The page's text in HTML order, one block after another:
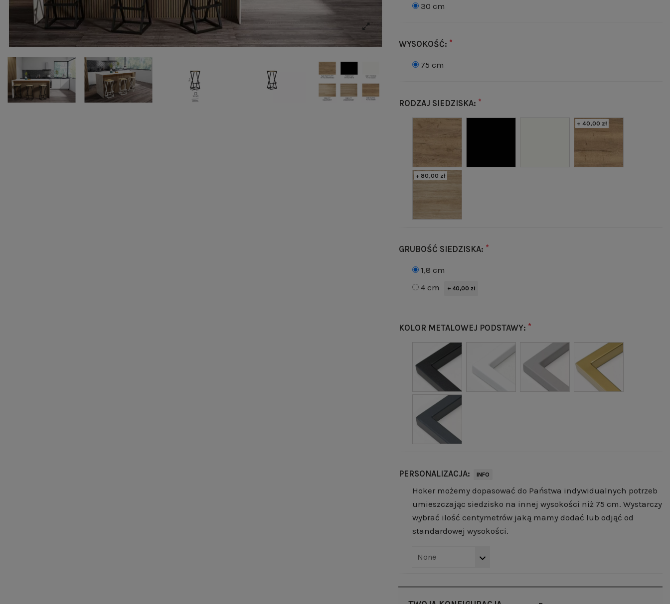
30 cm
WYSOKOŚĆ: *
75 cm
RODZAJ SIEDZISKA: *
+ 40,00 zł
+ 80,00 zł
GRUBOŚĆ SIEDZISKA: *
1,8 cm
4 cm
+ 40,00 zł
KOLOR METALOWEJ PODSTAWY: *
PERSONALIZACJA: INFO
Hoker możemy dopasować do Państwa indywidualnych potrzeb
umieszczając siedzisko na innej wysokości niż 75 cm. Wystarczy
wybrać ilość centymetrów jaką mamy dodać lub odjąć od
standardowej wysokości.
None